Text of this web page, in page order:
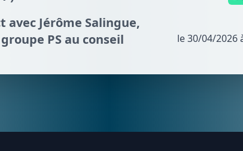
Jérôme Salingue,
PS au conseil
le 30/04/2026